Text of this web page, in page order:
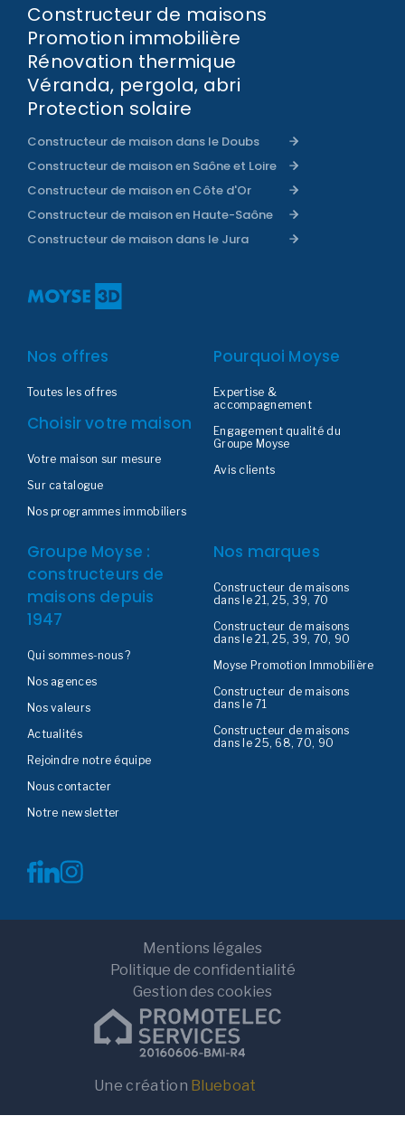
Terrain Terrain+Maison
Localisation
Rayon de recherche
Constructeur de maisons
Promotion immobilière
Rénovation thermique
Véranda, pergola, abri
Protection solaire
Constructeur de maison dans le Doubs
Constructeur de maison en Saône et Loire
Constructeur de maison en Côte d'Or
Constructeur de maison en Haute-Saône
Constructeur de maison dans le Jura
Nos offres
Toutes les offres
Choisir votre maison
Votre maison sur mesure
Sur catalogue
Nos programmes immobiliers
Pourquoi Moyse
Expertise &
accompagnement
Engagement qualité du
Groupe Moyse
Avis clients
Groupe Moyse :
constructeurs de
maisons depuis
1947
Qui sommes-nous ?
Nos agences
Nos valeurs
Actualités
Rejoindre notre équipe
Nous contacter
Notre newsletter
Nos marques
Constructeur de maisons
dans le 21, 25, 39, 70
Constructeur de maisons
dans le 21, 25, 39, 70, 90
Moyse Promotion Immobilière
Constructeur de maisons
dans le 71
Constructeur de maisons
dans le 25, 68, 70, 90
Mentions légales
Politique de confidentialité
Gestion des cookies
Une création Blueboat